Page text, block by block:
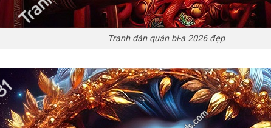
Tranh dán quán bi-a 2026 đẹp